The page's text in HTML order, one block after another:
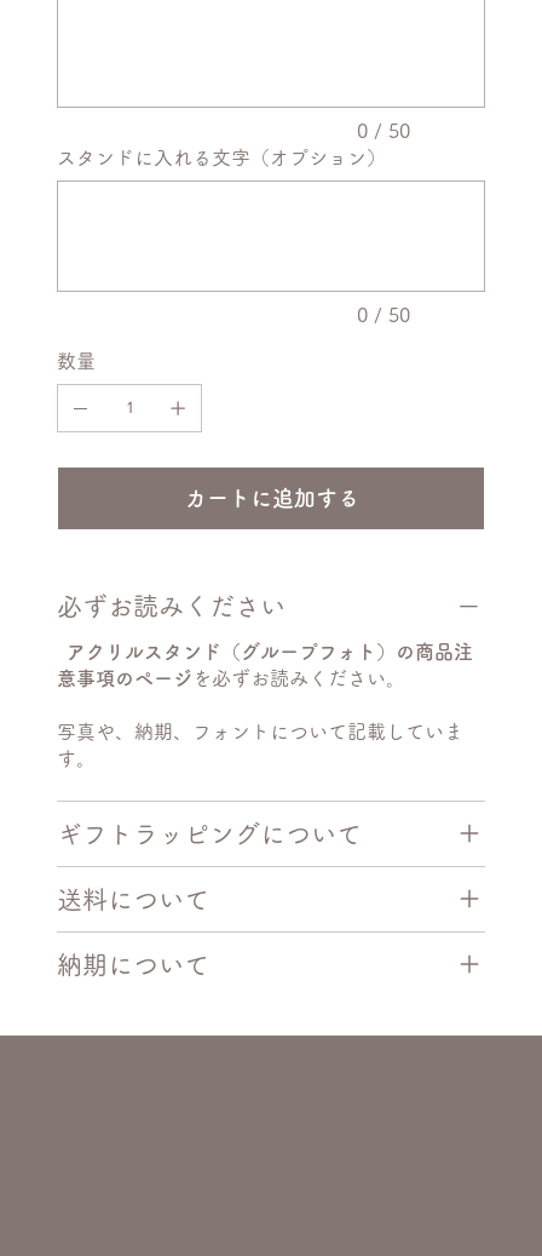
入
き
0 / 50
スタンドに入れる文字（オプション）
入
ま
0 / 50
数量
カートに追加する
必ずお読みください
アクリルスタンド（グループフォト）の商品注
意事項のページ を必ずお読みください。
写真や、納期、フォントについて記載していま
す。
ギフトラッピングについて
送料について
納期について